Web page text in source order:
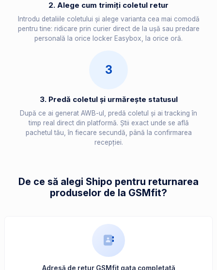
2. Alege cum trimiți coletul retur
Introdu detaliile coletului și alege varianta cea mai comodă
pentru tine: ridicare prin curier direct de la ușă sau predare
personală la orice locker Easybox, la orice oră.
3
3. Predă coletul și urmărește statusul
După ce ai generat AWB-ul, predă coletul și ai tracking în
timp real direct din platformă. Știi exact unde se află
pachetul tău, în fiecare secundă, până la confirmarea
recepției.
De ce să alegi Shipo pentru returnarea
produselor de la GSMfit?
Adresă de retur GSMfit gata completată